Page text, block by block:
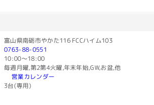
富山県南砺市やかた116 FCCハイム103
0763-88-0551
10:00〜18:00
毎週月曜,第2第4火曜,年末年始,GW,お盆,他
営業カレンダー
3台(専用)